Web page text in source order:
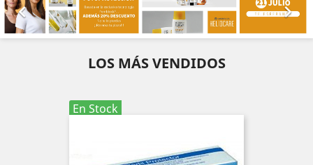
 
LOS MÁS VENDIDOS
En Stock